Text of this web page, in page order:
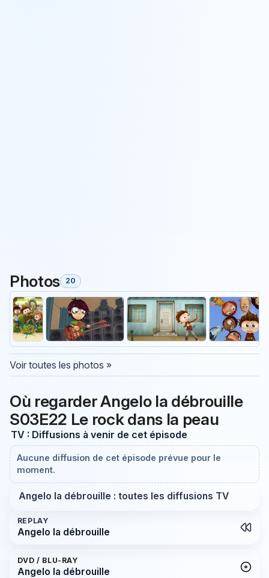
Photos 20
Voir toutes les photos »
Où regarder Angelo la débrouille
S03E22 Le rock dans la peau
TV : Diffusions à venir de cet épisode
Aucune diffusion de cet épisode prévue pour le
moment.
Angelo la débrouille : toutes les diffusions TV
REPLAY
Angelo la débrouille
DVD / BLU-RAY
Angelo la débrouille